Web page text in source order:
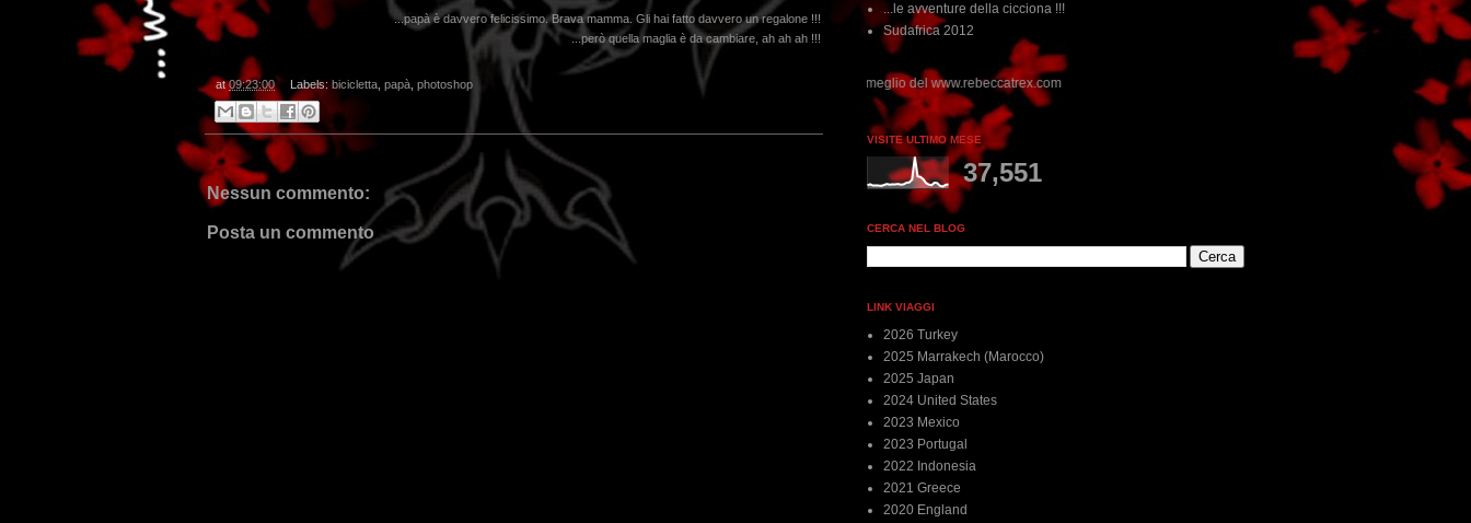
...papà è davvero felicissimo. Brava mamma. Gli hai fatto davvero un regalone !!!
...però quella maglia è da cambiare, ah ah ah !!!
at09:23:00 Labels:bicicletta, papà, photoshop
Nessun commento:
Posta un commento
...le avventure della cicciona !!!
Sudafrica 2012
...dai non perdere tempo, clikka "qui", c'è il meglio del www.rebeccatrex.com
VISITE ULTIMO MESE
37,551
CERCA NEL BLOG
LINK VIAGGI
2026 Turkey
2025 Marrakech (Marocco)
2025 Japan
2024 United States
2023 Mexico
2023 Portugal
2022 Indonesia
2021 Greece
2020 England